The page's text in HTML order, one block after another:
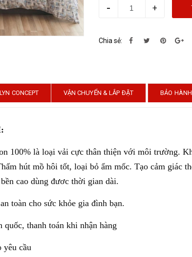
- +
Chia sẻ:
CONCEPT VẬN CHUYỂN & LẮP ĐẶT BẢO HÀNH
100% là loại vải cực thân thiện với môi trường.
hút mồ hôi tốt, loại bỏ ẩm mốc. Tạo cảm giác
cao dùng đươc thời gian dài.
toàn cho sức khỏe gia đình bạn.
quốc, thanh toán khi nhận hàng
yêu cầu